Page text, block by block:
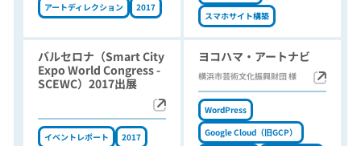
アートディレクション
2017
スマホサイト構築
バルセロナ（Smart City
Expo World Congress -
SCEWC）2017出展
イベントレポート 2017
ヨコハマ・アートナビ
横浜市芸術文化振興財団 様
WordPress
Google Cloud（旧GCP）